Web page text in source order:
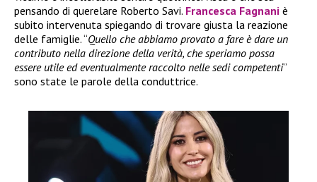
pensando di querelare Roberto Savi. Francesca Fagnani è
subito intervenuta spiegando di trovare giusta la reazione
delle famiglie. “Quello che abbiamo provato a fare è dare un
contributo nella direzione della verità, che speriamo possa
essere utile ed eventualmente raccolto nelle sedi competenti”
sono state le parole della conduttrice.